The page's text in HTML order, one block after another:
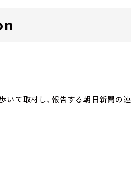
いて取材し、報告する朝日新聞の連